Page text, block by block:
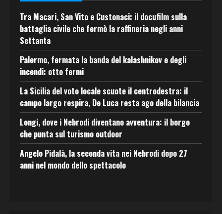
Tra Macari, San Vito e Custonaci: il docufilm sulla
battaglia civile che fermò la raffineria negli anni
Settanta
Palermo, fermata la banda del kalashnikov e degli
incendi: otto fermi
La Sicilia del voto locale scuote il centrodestra: il
campo largo respira, De Luca resta ago della bilancia
Longi, dove i Nebrodi diventano avventura: il borgo
che punta sul turismo outdoor
Angelo Pidalà, la seconda vita nei Nebrodi dopo 27
anni nel mondo dello spettacolo